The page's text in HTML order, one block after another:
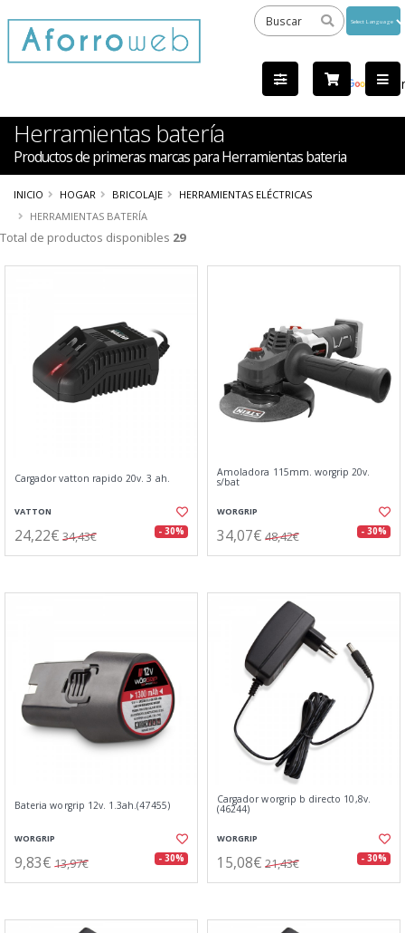
by
Herramientas batería
Productos de primeras marcas para Herramientas bateria
INICIO HOGAR BRICOLAJE
HERRAMIENTAS ELÉCTRICAS
HERRAMIENTAS BATERÍA
Total de productos disponibles 29
Cargador vatton rapido 20v. 3 ah.
VATTON
24,22€ 34,43€ - 30%
Amoladora 115mm. worgrip 20v.
s/bat
WORGRIP
34,07€ 48,42€ - 30%
Bateria worgrip 12v. 1.3ah.(47455)
WORGRIP
9,83€ 13,97€ - 30%
Cargador worgrip b directo 10,8v.
(46244)
WORGRIP
15,08€ 21,43€ - 30%